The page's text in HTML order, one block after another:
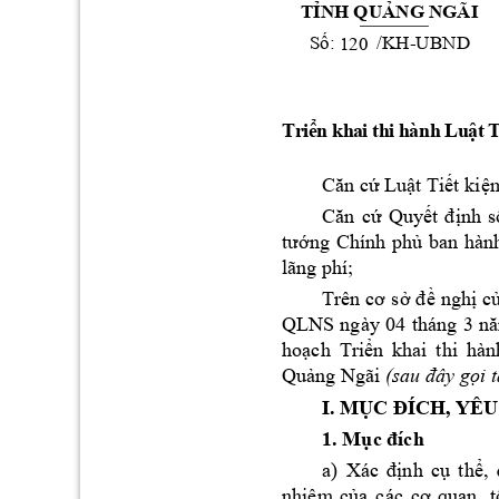
Triển khai thi hành Luật
Căn cứ Luật Tiết kiệ
Căn cứ Quyết định s
tướng Chính phủ ban
lãng phí;
Trên cơ sở đề nghị c
QLNS ngày 04 tháng 3
hoạch Triển khai thi
Quảng Ngãi (sau đây gọi t
I. MỤC ĐÍCH,
1. Mục đích
a) Xác định cụ thể,
TỈNH QUẢNG NGÃI
Số: /KH-UBND
120